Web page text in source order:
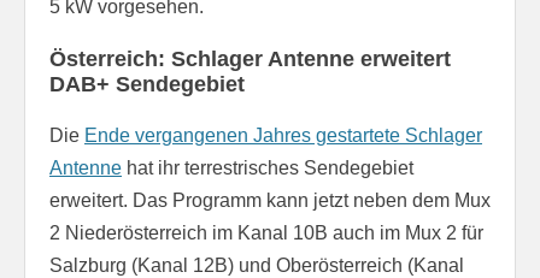
5 kW vorgesehen.
Österreich: Schlager Antenne erweitert
DAB+ Sendegebiet
Die Ende vergangenen Jahres gestartete Schlager
Antenne hat ihr terrestrisches Sendegebiet
erweitert. Das Programm kann jetzt neben dem Mux
2 Niederösterreich im Kanal 10B auch im Mux 2 für
Salzburg (Kanal 12B) und Oberösterreich (Kanal